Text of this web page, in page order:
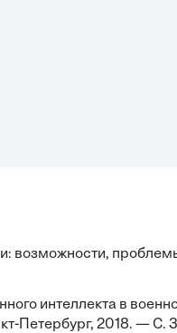
возможности,
интеллекта в
Петербург, 2018. — С.